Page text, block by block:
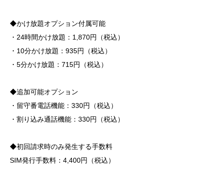
◆かけ放題オプション付属可能
・24時間かけ放題：1,870円（税込）
・10分かけ放題：935円（税込）
・5分かけ放題：715円（税込）
◆追加可能オプション
・留守番電話機能：330円（税込）
・割り込み通話機能：330円（税込）
◆初回請求時のみ発生する手数料
SIM発行手数料：4,400円（税込）